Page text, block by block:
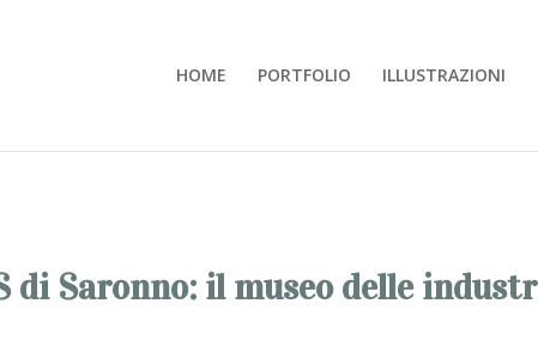
HOME PORTFOLIO ILLUSTRAZIONI
Saronno: il museo delle